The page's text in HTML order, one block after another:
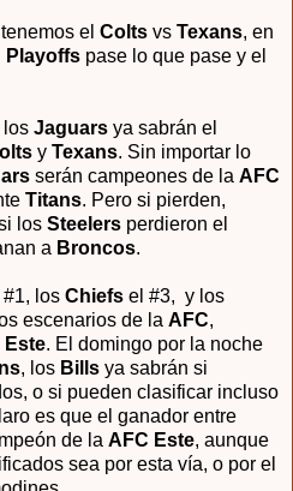
el Colts vs Texans, en
Playoffs pase lo que pase y el
los Jaguars ya sabrán el
y Texans. Sin importar lo
serán campeones de la AFC
Titans. Pero si pierden,
los Steelers perdieron el
a Broncos.
los Chiefs el #3, y los
escenarios de la AFC,
Este. El domingo por la noche
, los Bills ya sabrán si
o si pueden clasificar incluso
es que el ganador entre
de la AFC Este, aunque
sea por esta vía, o por el